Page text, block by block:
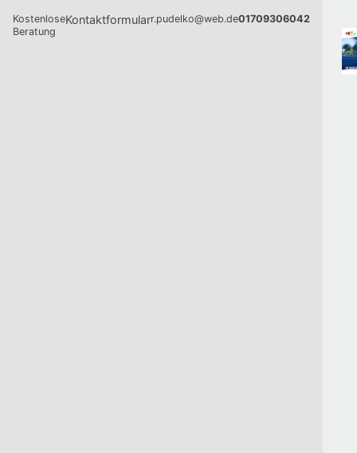
Kostenlose
Beratung
Kontaktformularr.pudelko@web.de01709306042